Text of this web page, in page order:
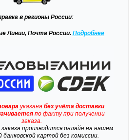
в регионы России:
Линии, Почта России. Подробнее
указана без учёта доставки.
по факту при получении
заказа.
производится онлайн на нашем
картой без комиссии.